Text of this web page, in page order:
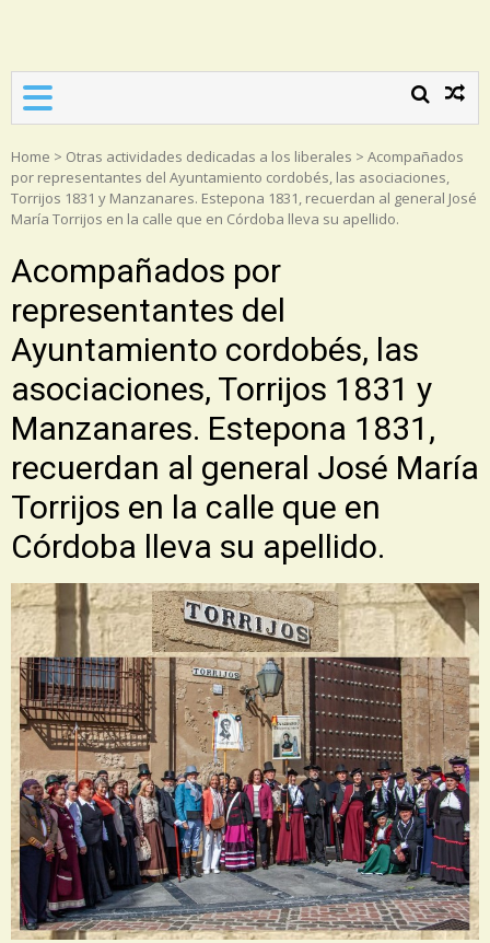
Home > Otras actividades dedicadas a los liberales > Acompañados
por representantes del Ayuntamiento cordobés, las asociaciones,
Torrijos 1831 y Manzanares. Estepona 1831, recuerdan al general José
María Torrijos en la calle que en Córdoba lleva su apellido.
Acompañados por
representantes del
Ayuntamiento cordobés, las
asociaciones, Torrijos 1831 y
Manzanares. Estepona 1831,
recuerdan al general José María
Torrijos en la calle que en
Córdoba lleva su apellido.